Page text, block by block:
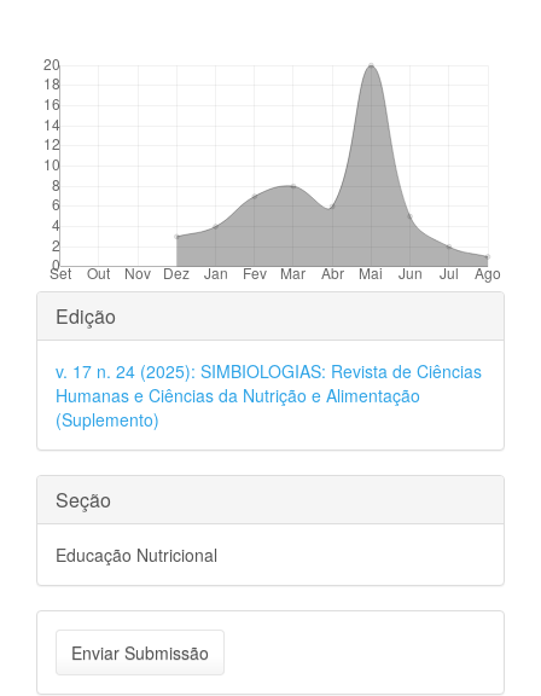
Detalhes
do
artigo
Edição
v. 17 n. 24 (2025): SIMBIOLOGIAS: Revista de Ciências
Humanas e Ciências da Nutrição e Alimentação
(Suplemento)
Seção
Educação Nutricional
Enviar
Submissão
Enviar Submissão